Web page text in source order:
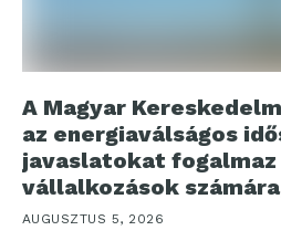
A Magyar
az energiaválságos
javaslatokat fogalmaz
vállalkozások
AUGUSZTUS 5, 2026